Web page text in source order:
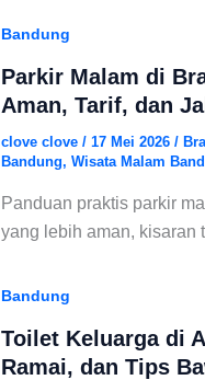
Bandung
Parkir Malam di
Aman, Tarif, dan
clove clove / 17 Mei 2026 /
Bandung, Wisata Malam
Panduan praktis parkir
yang lebih aman, kisaran
Bandung
Toilet Keluarga di
Ramai, dan Tips